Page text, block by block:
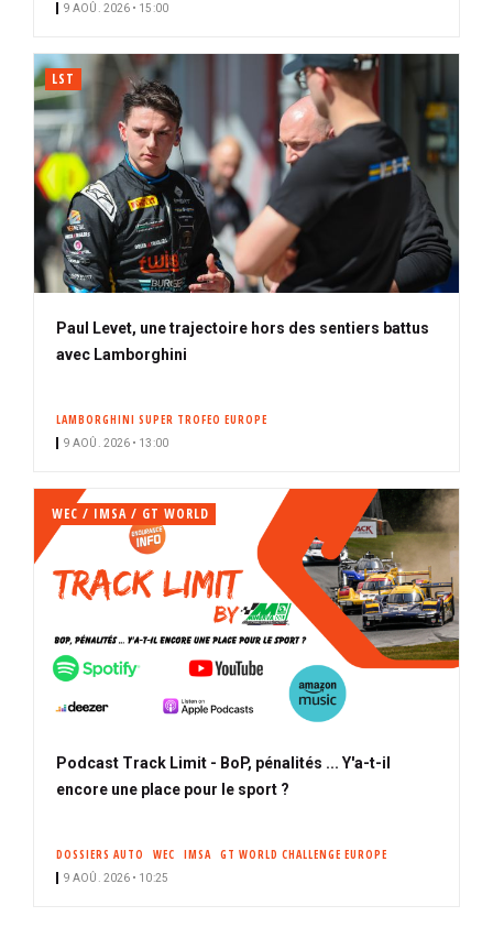
9 AOÛ. 2026 • 15:00
LST
Paul Levet, une trajectoire hors des sentiers battus
avec Lamborghini
LAMBORGHINI SUPER TROFEO EUROPE
9 AOÛ. 2026 • 13:00
WEC / IMSA / GT WORLD
Podcast Track Limit - BoP, pénalités ... Y'a-t-il
encore une place pour le sport ?
DOSSIERS AUTO WEC IMSA GT WORLD CHALLENGE EUROPE
9 AOÛ. 2026 • 10:25